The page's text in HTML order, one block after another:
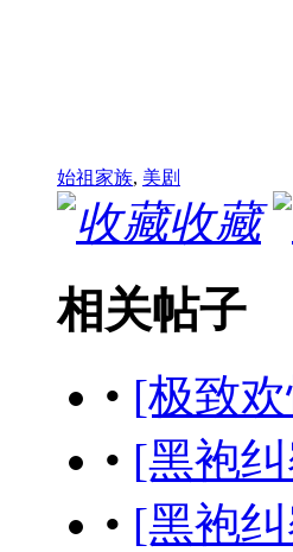
始祖家族, 美剧
收藏
相关帖子
• [极致欢
• [黑袍
• [黑袍